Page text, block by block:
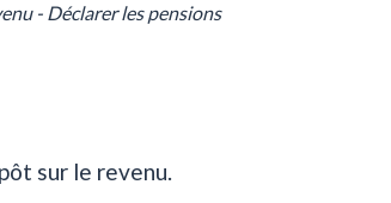
- Déclarer les pensions
sur le revenu.